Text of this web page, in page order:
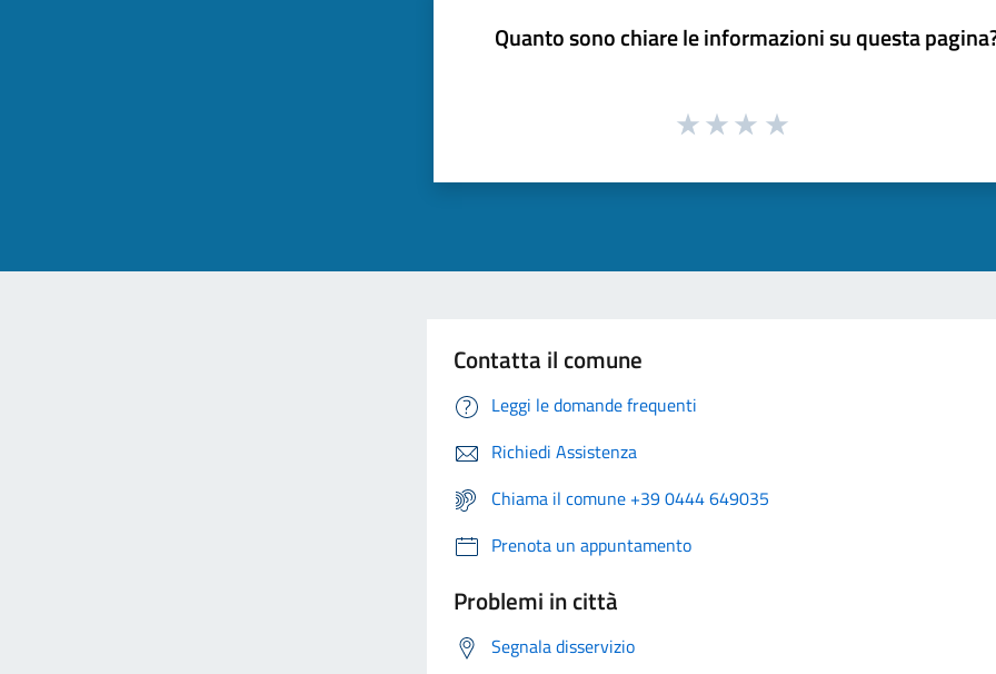
Quanto sono chiare le informazioni su questa
Contatta il comune
Leggi le domande frequenti
Richiedi Assistenza
Chiama il comune +39 0444 649035
Prenota un appuntamento
Problemi in città
Segnala disservizio